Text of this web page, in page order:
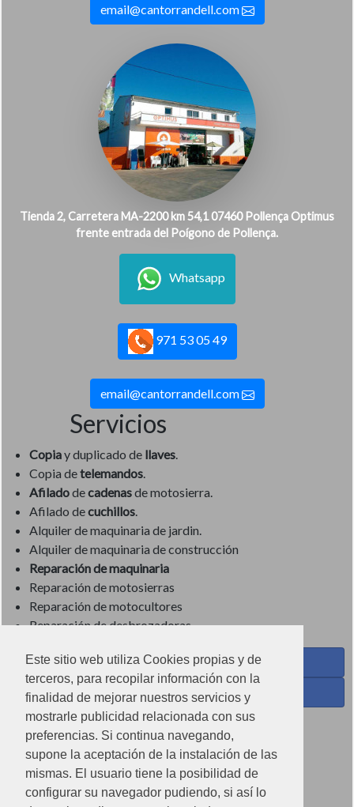
Este sitio web utiliza Cookies propias y de
terceros, para recopilar información con la
finalidad de mejorar nuestros servicios y
mostrarle publicidad relacionada con sus
preferencias. Si continua navegando,
supone la aceptación de la instalación de las
mismas. El usuario tiene la posibilidad de
configurar su navegador pudiendo, si así lo
email@cantorrandell.com
Tienda 2, Carretera MA-2200 km 54,1 07460 Pollença Optimus
frente entrada del Poígono de Pollença.
Whatsapp
971 53 05 49
email@cantorrandell.com
Servicios
Copiay duplicado de llaves.
Copia detelemandos.
Afiladodecadenasde motosierra.
Afilado decuchillos.
Alquiler de maquinaria de jardin.
Alquiler de maquinaria de construcción
Reparación de maquinaria
Reparación de motosierras
Reparación de motocultores
Reparación de desbrozadoras
Coses de Cuina - Menaje y hogar en Facebook
Ferreteria Torrandell en Facebook
Coses de Cuina en Instagram
Condiciones de uso
Poítica de redes sociales